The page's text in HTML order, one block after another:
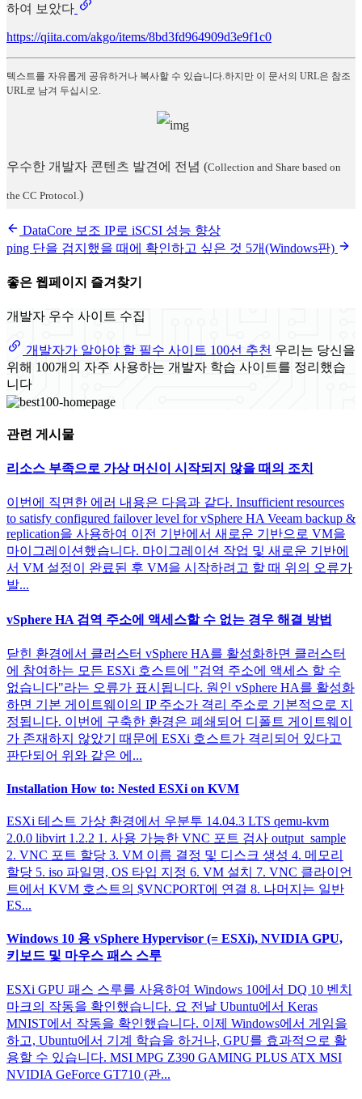
하여 보았다
https://qiita.com/akgo/items/8bd3fd964909d3e9f1c0
텍스트를 자유롭게 공유하거나 복사할 수 있습니다.하지만 이 문서의 URL은 참조
URL로 남겨 두십시오.
우수한 개발자 콘텐츠 발견에 전념 (Collection and Share based on
the CC Protocol. )
DataCore 보조 IP로 iSCSI 성능 향상
ping 단을 검지했을 때에 확인하고 싶은 것 5개(Windows판)
좋은 웹페이지 즐겨찾기
개발자 우수 사이트 수집
개발자가 알아야 할 필수 사이트 100선 추천 우리는 당신을
위해 100개의 자주 사용하는 개발자 학습 사이트를 정리했습
니다
관련 게시물
리소스 부족으로 가상 머신이 시작되지 않을 때의 조치
이번에 직면한 에러 내용은 다음과 같다. Insufficient resources
to satisfy configured failover level for vSphere HA Veeam backup &
replication을 사용하여 이전 기반에서 새로운 기반으로 VM을
마이그레이션했습니다. 마이그레이션 작업 및 새로운 기반에
서 VM 설정이 완료된 후 VM을 시작하려고 할 때 위의 오류가
발...
vSphere HA 검역 주소에 액세스할 수 없는 경우 해결 방법
닫힌 환경에서 클러스터 vSphere HA를 활성화하면 클러스터
에 참여하는 모든 ESXi 호스트에 "검역 주소에 액세스 할 수
없습니다"라는 오류가 표시됩니다. 원인 vSphere HA를 활성화
하면 기본 게이트웨이의 IP 주소가 격리 주소로 기본적으로 지
정됩니다. 이번에 구축한 환경은 폐쇄되어 디폴트 게이트웨이
가 존재하지 않았기 때문에 ESXi 호스트가 격리되어 있다고
판단되어 위와 같은 에...
Installation How to: Nested ESXi on KVM
ESXi 테스트 가상 환경에서 우분투 14.04.3 LTS qemu-kvm
2.0.0 libvirt 1.2.2 1. 사용 가능한 VNC 포트 검사 output_sample
2. VNC 포트 할당 3. VM 이름 결정 및 디스크 생성 4. 메모리
할당 5. iso 파일명, OS 타입 지정 6. VM 설치 7. VNC 클라이언
트에서 KVM 호스트의 $VNCPORT에 연결 8. 나머지는 일반
ES...
Windows 10 용 vSphere Hypervisor (= ESXi), NVIDIA GPU,
키보드 및 마우스 패스 스루
ESXi GPU 패스 스루를 사용하여 Windows 10에서 DQ 10 벤치
마크의 작동을 확인했습니다. 요 전날 Ubuntu에서 Keras
MNIST에서 작동을 확인했습니다. 이제 Windows에서 게임을
하고, Ubuntu에서 기계 학습을 하거나, GPU를 효과적으로 활
용할 수 있습니다. MSI MPG Z390 GAMING PLUS ATX MSI
NVIDIA GeForce GT710 (관...